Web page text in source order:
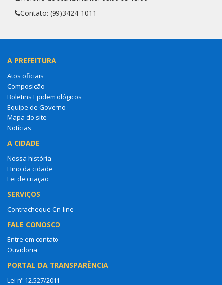
Contato: (99)3424-1011
A PREFEITURA
Atos oficiais
Composição
Boletins Epidemiológicos
Equipe de Governo
Mapa do site
Notícias
A CIDADE
Nossa história
Hino da cidade
Lei de criação
SERVIÇOS
Contracheque On-line
FALE CONOSCO
Entre em contato
Ouvidoria
PORTAL DA TRANSPARÊNCIA
Lei nº 12.527/2011